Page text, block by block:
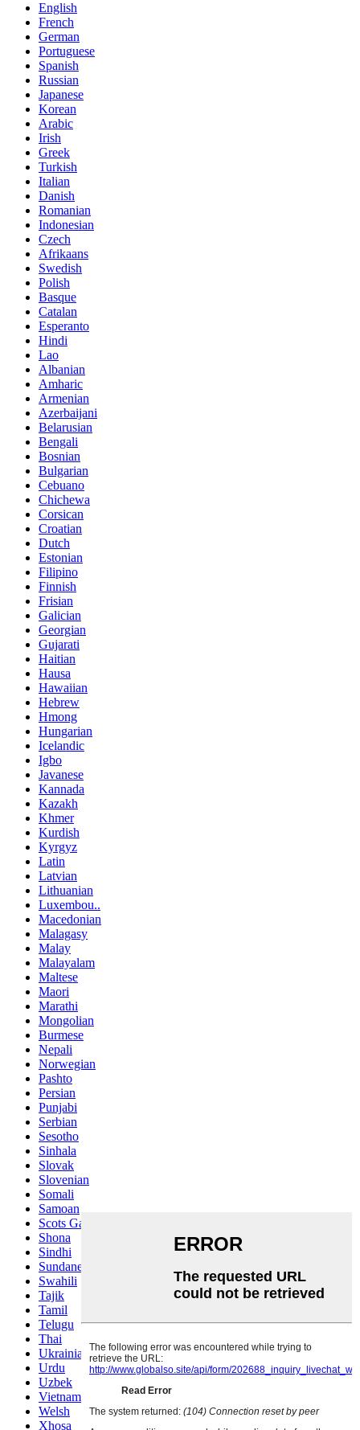
English
French
German
Portuguese
Spanish
Russian
Japanese
Korean
Arabic
Irish
Greek
Turkish
Italian
Danish
Romanian
Indonesian
Czech
Afrikaans
Swedish
Polish
Basque
Catalan
Esperanto
Hindi
Lao
Albanian
Amharic
Armenian
Azerbaijani
Belarusian
Bengali
Bosnian
Bulgarian
Cebuano
Chichewa
Corsican
Croatian
Dutch
Estonian
Filipino
Finnish
Frisian
Galician
Georgian
Gujarati
Haitian
Hausa
Hawaiian
Hebrew
Hmong
Hungarian
Icelandic
Igbo
Javanese
Kannada
Kazakh
Khmer
Kurdish
Kyrgyz
Latin
Latvian
Lithuanian
Luxembou..
Macedonian
Malagasy
Malay
Malayalam
Maltese
Maori
Marathi
Mongolian
Burmese
Nepali
Norwegian
Pashto
Persian
Punjabi
Serbian
Sesotho
Sinhala
Slovak
Slovenian
Somali
Samoan
Scots Gaelic
Shona
Sindhi
Sundanese
Swahili
Tajik
Tamil
Telugu
Thai
Ukrainian
Urdu
Uzbek
Vietnamese
Welsh
Xhosa